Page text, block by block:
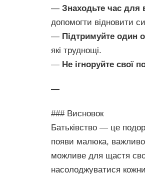
— Знаходьте час для
допомогти відновити
— Підтримуйте один
які труднощі.
— Не ігноруйте свої
—
### Висновок
Батьківство — це
появи малюка, важливо
можливе для щастя
насолоджуватися